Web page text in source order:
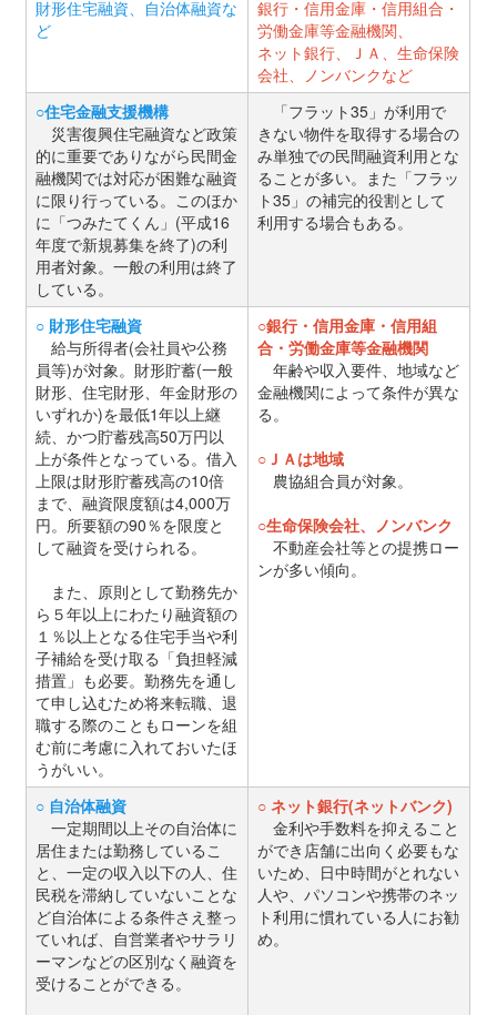
財形住宅融資、自治体融資な
ど
銀行・信用金庫・信用組合・
労働金庫等金融機関、
ネット銀行、ＪＡ、生命保険
会社、ノンバンクなど
○住宅金融支援機構
災害復興住宅融資など政策
的に重要でありながら民間金
融機関では対応が困難な融資
に限り行っている。このほか
に「つみたてくん」(平成16
年度で新規募集を終了)の利
用者対象。一般の利用は終了
している。
「フラット35」が利用で
きない物件を取得する場合の
み単独での民間融資利用とな
ることが多い。また「フラッ
ト35」の補完的役割として
利用する場合もある。
○ 財形住宅融資
給与所得者(会社員や公務
員等)が対象。財形貯蓄(一般
財形、住宅財形、年金財形の
いずれか)を最低1年以上継
続、かつ貯蓄残高50万円以
上が条件となっている。借入
上限は財形貯蓄残高の10倍
まで、融資限度額は4,000万
円。所要額の90％を限度と
して融資を受けられる。
また、原則として勤務先か
ら５年以上にわたり融資額の
１％以上となる住宅手当や利
子補給を受け取る「負担軽減
措置」も必要。勤務先を通し
て申し込むため将来転職、退
職する際のこともローンを組
む前に考慮に入れておいたほ
うがいい。
○銀行・信用金庫・信用組
合・労働金庫等金融機関
年齢や収入要件、地域など
金融機関によって条件が異な
る。
○ＪＡは地域
農協組合員が対象。
○生命保険会社、ノンバンク
不動産会社等との提携ロー
ンが多い傾向。
○ 自治体融資
一定期間以上その自治体に
居住または勤務しているこ
と、一定の収入以下の人、住
民税を滞納していないことな
ど自治体による条件さえ整っ
ていれば、自営業者やサラリ
ーマンなどの区別なく融資を
受けることができる。
○ ネット銀行(ネットバンク)
金利や手数料を抑えること
ができ店舗に出向く必要もな
いため、日中時間がとれない
人や、パソコンや携帯のネッ
ト利用に慣れている人にお勧
め。